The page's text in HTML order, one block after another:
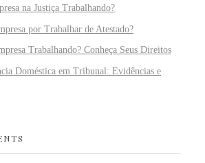
na Justiça Trabalhando?
por Trabalhar de Atestado?
Trabalhando? Conheça Seus Direitos
Doméstica em Tribunal: Evidências e